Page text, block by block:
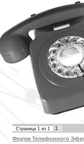
Страница 1из 1 1
Форум Телефонного